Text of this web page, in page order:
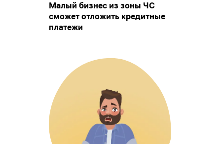
Малый бизнес из зоны ЧС
сможет отложить кредитные
платежи